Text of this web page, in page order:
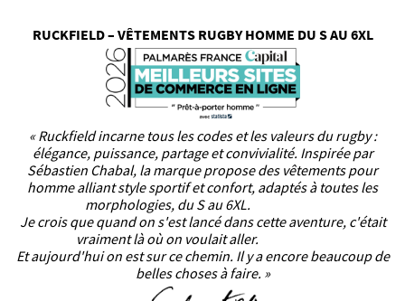
RUCKFIELD – VÊTEMENTS RUGBY HOMME DU S AU 6XL
« Ruckfield incarne tous les codes et les valeurs du rugby :
élégance, puissance, partage et convivialité. Inspirée par
Sébastien Chabal, la marque propose des vêtements pour
homme alliant style sportif et confort, adaptés à toutes les
morphologies, du S au 6XL.
Je crois que quand on s'est lancé dans cette aventure, c'était
vraiment là où on voulait aller.
Et aujourd'hui on est sur ce chemin. Il y a encore beaucoup de
belles choses à faire. »